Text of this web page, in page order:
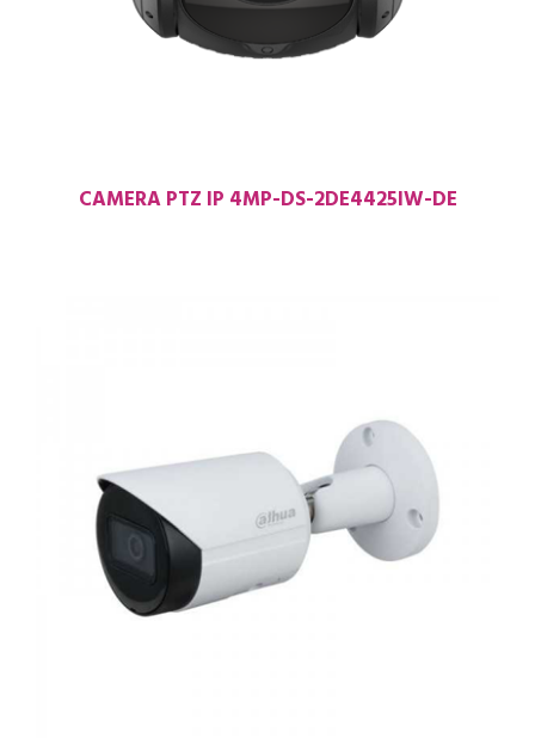
CAMERA PTZ IP 4MP-DS-2DE4425IW-DE